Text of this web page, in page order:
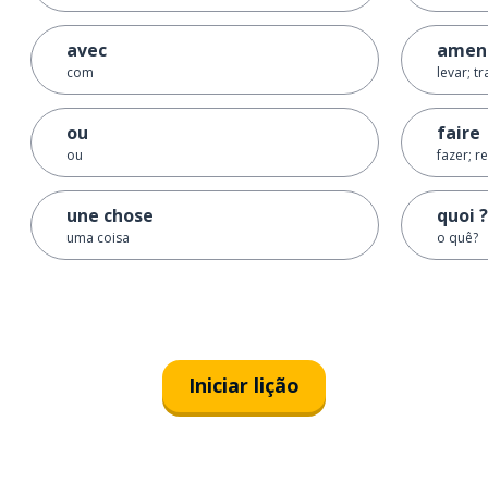
avec
com
ou
ou
une chose
uma coisa
levar;
faire
fazer;
quoi ?
o quê?
Iniciar lição